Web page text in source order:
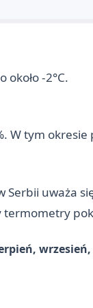
-2°C.
W tym
uważa